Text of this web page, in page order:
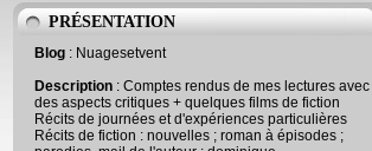
PRÉSENTATION
Blog : Nuagesetvent
Description : Comptes rendus de mes lectures avec
des aspects critiques + quelques films de fiction
Récits de journées et d'expériences particulières
Récits de fiction : nouvelles ; roman à épisodes ;